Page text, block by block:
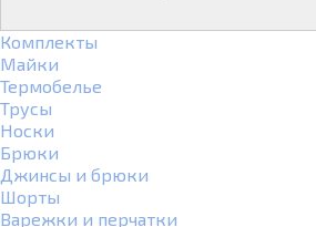
Комплекты
Майки
Термобелье
Трусы
Носки
Брюки
Джинсы и брюки
Шорты
Варежки и перчатки